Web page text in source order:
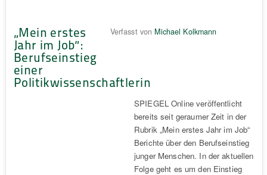
„Mein erstes
Jahr im Job“:
Berufseinstieg
einer
Politikwissenschaftlerin
Verfasst von Michael Kolkmann
SPIEGEL Online veröffentlicht
bereits seit geraumer Zeit in der
Rubrik „Mein erstes Jahr im Job“
Berichte über den Berufseinstieg
junger Menschen. In der aktuellen
Folge geht es um den Einstieg